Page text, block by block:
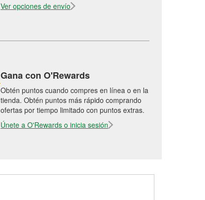
Ver opciones de envío
Gana con O'Rewards
Obtén puntos cuando compres en línea o en la
tienda. Obtén puntos más rápido comprando
ofertas por tiempo limitado con puntos extras.
Únete a O'Rewards o inicia sesión